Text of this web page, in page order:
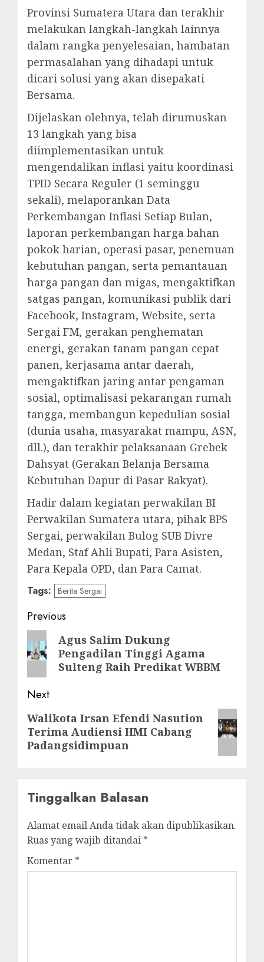
Provinsi Sumatera Utara dan terakhir
melakukan langkah-langkah lainnya
dalam rangka penyelesaian, hambatan
permasalahan yang dihadapi untuk
dicari solusi yang akan disepakati
Bersama.
Dijelaskan olehnya, telah dirumuskan
13 langkah yang bisa
diimplementasikan untuk
mengendalikan inflasi yaitu koordinasi
TPID Secara Reguler (1 seminggu
sekali), melaporankan Data
Perkembangan Inflasi Setiap Bulan,
laporan perkembangan harga bahan
pokok harian, operasi pasar, penemuan
kebutuhan pangan, serta pemantauan
harga pangan dan migas, mengaktifkan
satgas pangan, komunikasi publik dari
Facebook, Instagram, Website, serta
Sergai FM, gerakan penghematan
energi, gerakan tanam pangan cepat
panen, kerjasama antar daerah,
mengaktifkan jaring antar pengaman
sosial, optimalisasi pekarangan rumah
tangga, membangun kepedulian sosial
(dunia usaha, masyarakat mampu, ASN,
dll.), dan terakhir pelaksanaan Grebek
Dahsyat (Gerakan Belanja Bersama
Kebutuhan Dapur di Pasar Rakyat).
Hadir dalam kegiatan perwakilan BI
Perwakilan Sumatera utara, pihak BPS
Sergai, perwakilan Bulog SUB Divre
Medan, Staf Ahli Bupati, Para Asisten,
Para Kepala OPD, dan Para Camat.
Tags: Berita Sergai
Post
navigation
Previous
Previous
post:
Agus Salim Dukung
Pengadilan Tinggi Agama
Sulteng Raih Predikat WBBM
Next
Next
post:
Walikota Irsan Efendi Nasution
Terima Audiensi HMI Cabang
Padangsidimpuan
Tinggalkan Balasan
Alamat email Anda tidak akan dipublikasikan.
Ruas yang wajib ditandai *
Komentar *